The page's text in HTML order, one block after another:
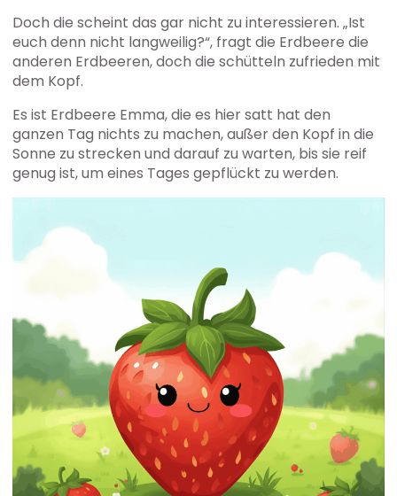
Doch die scheint das gar nicht zu interessieren. „Ist
euch denn nicht langweilig?“, fragt die Erdbeere die
anderen Erdbeeren, doch die schütteln zufrieden mit
dem Kopf.
Es ist Erdbeere Emma, die es hier satt hat den
ganzen Tag nichts zu machen, außer den Kopf in die
Sonne zu strecken und darauf zu warten, bis sie reif
genug ist, um eines Tages gepflückt zu werden.